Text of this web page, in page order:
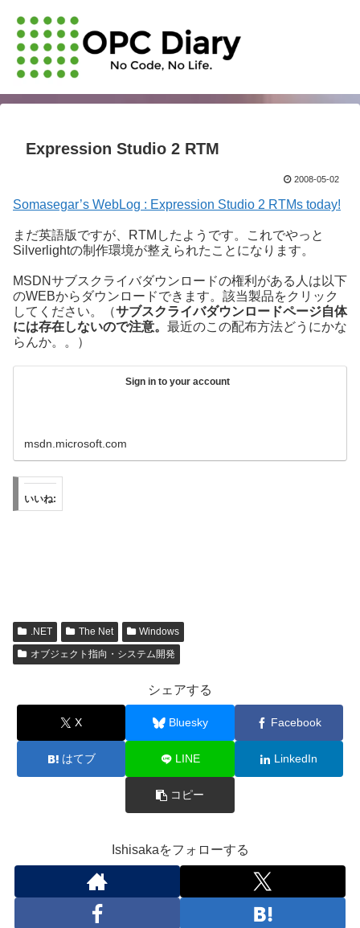
Expression Studio 2 RTM
2008-05-02
Somasegar’s WebLog : Expression Studio 2 RTMs today!
まだ英語版ですが、RTMしたようです。これでやっと
Silverlightの制作環境が整えられたことになります。
MSDNサブスクライバダウンロードの権利がある人は以下
のWEBからダウンロードできます。該当製品をクリック
してください。（サブスクライバダウンロードページ自体
には存在しないので注意。 最近のこの配布方法どうにかな
らんか。。）
Sign in to your account
msdn.microsoft.com
いいね:
.NET The Net
Windows
オブジェクト指向・システム開発
シェアする
X Bluesky Facebook
はてブ LINE LinkedIn
コピー
Ishisakaをフォローする